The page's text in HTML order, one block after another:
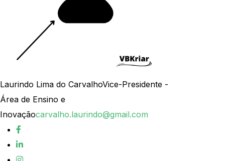
Laurindo Lima do CarvalhoVice-Presidente -
Área de Ensino e
Inovaçãocarvalho.laurindo@gmail.com